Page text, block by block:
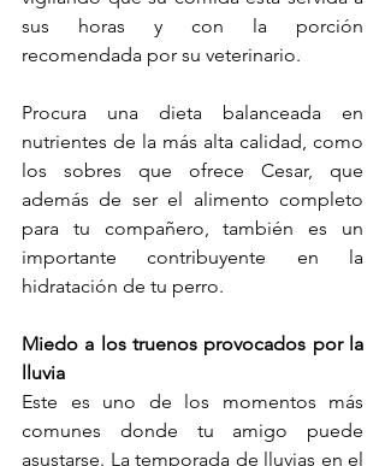
sus horas y con la porción
recomendada por su veterinario.
Procura una dieta balanceada en
nutrientes de la más alta calidad, como
los sobres que ofrece Cesar, que
además de ser el alimento completo
para tu compañero, también es un
importante contribuyente en la
hidratación de tu perro.
Miedo a los truenos provocados por la
lluvia
Este es uno de los momentos más
comunes donde tu amigo puede
asustarse. La temporada de lluvias en el